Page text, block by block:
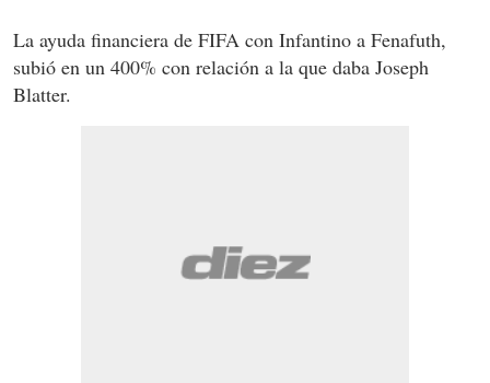
La ayuda financiera de FIFA con Infantino a Fenafuth,
subió en un 400% con relación a la que daba Joseph
Blatter.